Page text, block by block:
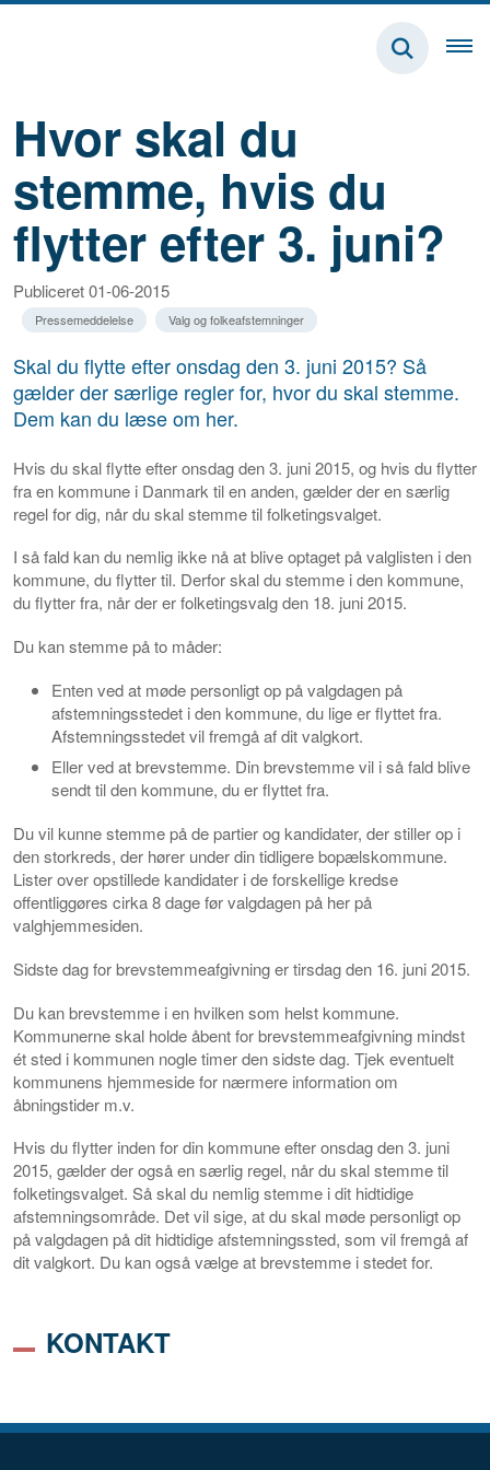
Hvor skal du
stemme, hvis du
flytter efter 3. juni?
Publiceret 01-06-2015
Pressemeddelelse Valg og folkeafstemninger
Skal du flytte efter onsdag den 3. juni 2015? Så
gælder der særlige regler for, hvor du skal stemme.
Dem kan du læse om her.
Hvis du skal flytte efter onsdag den 3. juni 2015, og hvis du flytter
fra en kommune i Danmark til en anden, gælder der en særlig
regel for dig, når du skal stemme til folketingsvalget.
I så fald kan du nemlig ikke nå at blive optaget på valglisten i den
kommune, du flytter til. Derfor skal du stemme i den kommune,
du flytter fra, når der er folketingsvalg den 18. juni 2015.
Du kan stemme på to måder:
Enten ved at møde personligt op på valgdagen på
afstemningsstedet i den kommune, du lige er flyttet fra.
Afstemningsstedet vil fremgå af dit valgkort.
Eller ved at brevstemme. Din brevstemme vil i så fald blive
sendt til den kommune, du er flyttet fra.
Du vil kunne stemme på de partier og kandidater, der stiller op i
den storkreds, der hører under din tidligere bopælskommune.
Lister over opstillede kandidater i de forskellige kredse
offentliggøres cirka 8 dage før valgdagen på her på
valghjemmesiden.
Sidste dag for brevstemmeafgivning er tirsdag den 16. juni 2015.
Du kan brevstemme i en hvilken som helst kommune.
Kommunerne skal holde åbent for brevstemmeafgivning mindst
ét sted i kommunen nogle timer den sidste dag. Tjek eventuelt
kommunens hjemmeside for nærmere information om
åbningstider m.v.
Hvis duflytter inden for din kommuneefter onsdag den 3. juni
2015, gælder der også en særlig regel, når du skal stemme til
folketingsvalget. Så skal du nemlig stemme i dit hidtidige
afstemningsområde. Det vil sige, at du skal møde personligt op
på valgdagen på dit hidtidige afstemningssted, som vil fremgå af
dit valgkort. Du kan også vælge at brevstemme i stedet for.
KONTAKT